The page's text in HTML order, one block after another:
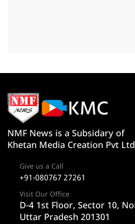
NMF News is a Subsidary of
Khetan Media Creation Pvt Ltd
Give us a Call
+91-080767 27261
Visit Our Office
D-4 1st Floor, Sector 10,
Uttar Pradesh 201301